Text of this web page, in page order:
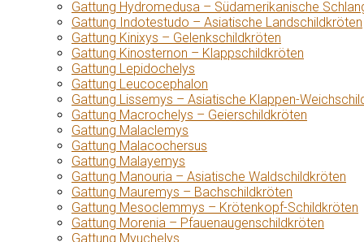
Gattung Hydromedusa – Südamerikanische
Gattung Indotestudo – Asiatische Landschildkröten
Gattung Kinixys – Gelenkschildkröten
Gattung Kinosternon – Klappschildkröten
Gattung Lepidochelys
Gattung Leucocephalon
Gattung Lissemys – Asiatische Klappen-
Gattung Macrochelys – Geierschildkröten
Gattung Malaclemys
Gattung Malacochersus
Gattung Malayemys
Gattung Manouria – Asiatische Waldschildkröten
Gattung Mauremys – Bachschildkröten
Gattung Mesoclemmys – Krötenkopf-Schildkröten
Gattung Morenia – Pfauenaugenschildkröten
Gattung Myuchelys